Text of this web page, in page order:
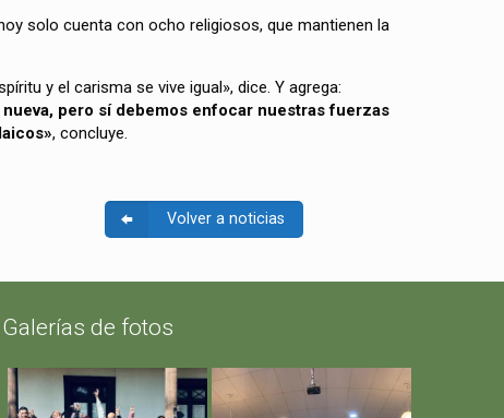
solo cuenta con ocho religiosos, que mantienen la
y el carisma se vive igual», dice. Y agrega:
pero sí debemos enfocar nuestras fuerzas
, concluye.
Volver a noticias
Galerías de fotos